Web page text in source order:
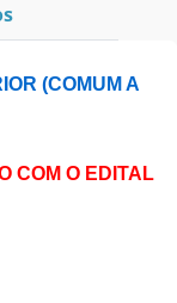
(COMUM A
COM O EDITAL